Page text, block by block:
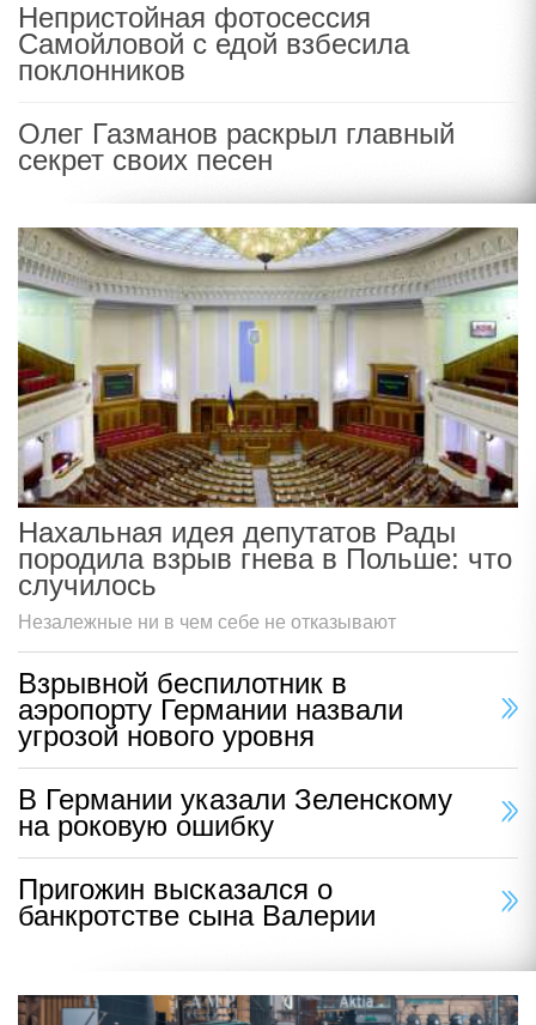
Непристойная фотосессия
Самойловой с едой взбесила
поклонников
Олег Газманов раскрыл главный
секрет своих песен
Нахальная идея депутатов Рады
породила взрыв гнева в Польше: что
случилось
Незалежные ни в чем себе не отказывают
Взрывной беспилотник в
аэропорту Германии назвали
угрозой нового уровня
В Германии указали Зеленскому
на роковую ошибку
Пригожин высказался о
банкротстве сына Валерии